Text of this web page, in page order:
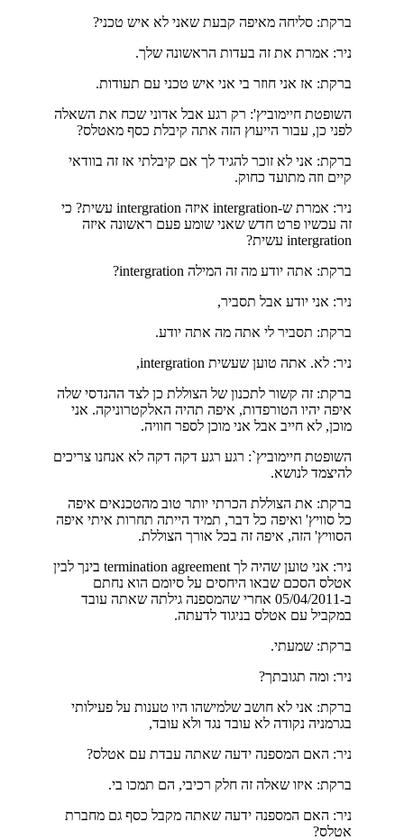
ברקת: סליחה מאיפה קבעת שאני לא איש טכני?
ניר: אמרת את זה בעדות הראשונה שלך.
ברקת: אז אני חוזר בי אני איש טכני עם תעודות.
השופטת חיימוביץ': רק רגע אבל אדוני שכח את השאלה
לפני כן, עבור הייעוץ הזה אתה קיבלת כסף מאטלס?
ברקת: אני לא זוכר להגיד לך אם קיבלתי אז זה בוודאי
קיים וזה מתועד כחוק.
ניר: אמרת ש-intergration איזה intergration עשית? כי
זה עכשיו פרט חדש שאני שומע פעם ראשונה איזה
intergration עשית?
ברקת: אתה יודע מה זה המילה intergration?
ניר: אני יודע אבל תסביר,
ברקת: תסביר לי אתה מה אתה יודע.
ניר: לא. אתה טוען שעשית intergration,
ברקת: זה קשור לתכנון של הצוללת כן לצד ההנדסי שלה
איפה יהיו הטורפדות, איפה תהיה האלקטרוניקה. אני
מוכן, לא חייב אבל אני מוכן לספר חוויה.
השופטת חיימוביץ`: רגע רגע דקה דקה לא אנחנו צריכים
להיצמד לנושא.
ברקת: את הצוללת הכרתי יותר טוב מהטכנאים איפה
כל סוויץ' ואיפה כל דבר, תמיד הייתה תחרות איתי איפה
הסוויץ' הזה, איפה זה בכל אורך הצוללת.
ניר: אני טוען שהיה לך termination agreement בינך לבין
אטלס הסכם שבאו היחסים על סיומם הוא נחתם
ב-05/04/2011 אחרי שהמספנה גילתה שאתה עובד
במקביל עם אטלס בניגוד לדעתה.
ברקת: שמעתי.
ניר: ומה תגובתך?
ברקת: אני לא חושב שלמישהו היו טענות על פעילותי
בגרמניה נקודה לא עובד נגד ולא עובד,
ניר: האם המספנה ידעה שאתה עבדת עם אטלס?
ברקת: איזו שאלה זה חלק רכיבי, הם תמכו בי.
ניר: האם המספנה ידעה שאתה מקבל כסף גם מחברת
אטלס?